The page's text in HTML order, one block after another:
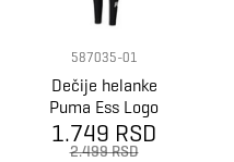
587035-01
Dečije helanke
Puma Ess Logo
Leggings G
1.749 RSD
2.499 RSD